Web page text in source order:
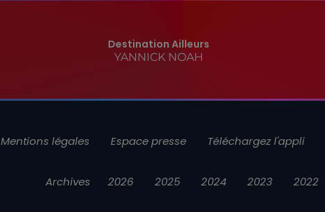
Destination Ailleurs
YANNICK NOAH
Mentions légales Espace presse Téléchargez l'appli
Archives 2026 2025 2024 2023 2022